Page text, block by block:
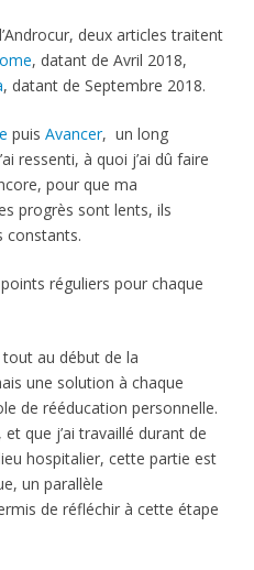
deux articles traitent
, datant de Avril 2018,
, datant de Septembre 2018.
puis Avancer, un long
ressenti, à quoi j’ai dû faire
pour que ma
progrès sont lents, ils
constants.
réguliers pour chaque
tout au début de la
une solution à chaque
de rééducation personnelle.
que j’ai travaillé durant de
hospitalier, cette partie est
un parallèle
de réfléchir à cette étape